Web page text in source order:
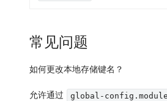
常见问题
如何更改本地存储键名？
允许通过 global-